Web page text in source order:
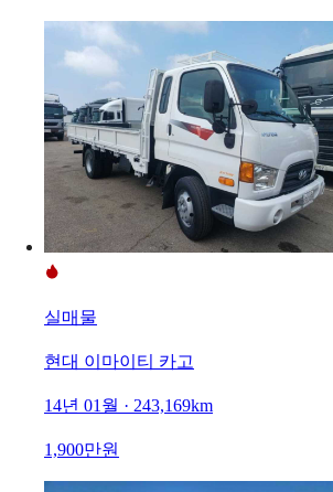
실매물
현대 이마이티 카고
14년 01월 · 243,169km
1,900만원